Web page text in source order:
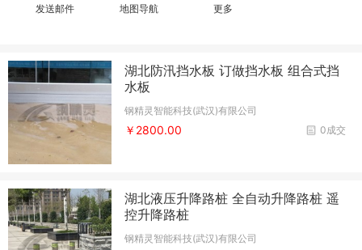
发送邮件 地图导航 更多
湖北防汛挡水板 订做挡水板 组合式挡
水板
钢精灵智能科技(武汉)有限公司
0成交
￥2800.00
湖北液压升降路桩 全自动升降路桩 遥
控升降路桩
钢精灵智能科技(武汉)有限公司